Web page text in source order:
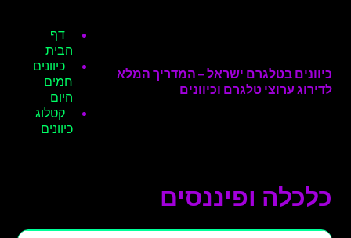
כיוונים בטלגרם ישראל – המדריך המלא
לדירוג ערוצי טלגרם וכיוונים
דף
הבית
כיוונים
חמים
היום
קטלוג
כיוונים
כלכלה ופיננסים